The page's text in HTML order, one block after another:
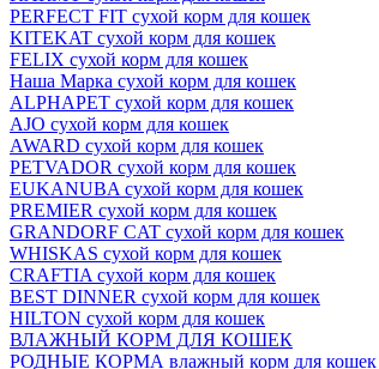
PERFECT FIT сухой корм для кошек
KITEKAT сухой корм для кошек
FELIX сухой корм для кошек
Наша Марка сухой корм для кошек
ALPHAPET сухой корм для кошек
AJO сухой корм для кошек
AWARD сухой корм для кошек
PETVADOR сухой корм для кошек
EUKANUBA сухой корм для кошек
PREMIER сухой корм для кошек
GRANDORF CAT сухой корм для кошек
WHISKAS сухой корм для кошек
CRAFTIA сухой корм для кошек
BEST DINNER сухой корм для кошек
HILTON сухой корм для кошек
ВЛАЖНЫЙ КОРМ ДЛЯ КОШЕК
РОДНЫЕ КОРМА влажный корм для кошек